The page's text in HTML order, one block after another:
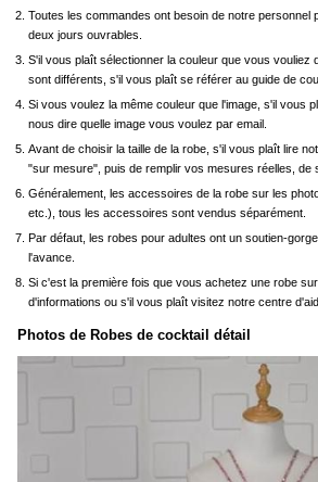
Toutes les commandes ont besoin de notre
deux jours ouvrables.
S'il vous plaît sélectionner la couleur que vous
sont différents, s'il vous plaît se référer au guide de
Si vous voulez la même couleur que l'image, s'il vous
nous dire quelle image vous voulez par email.
Avant de choisir la taille de la robe, s'il vous plaît lire
"sur mesure", puis de remplir vos mesures réelles, de
Généralement, les accessoires de la robe sur les
etc.), tous les accessoires sont vendus séparément.
Par défaut, les robes pour adultes ont un soutien-
l'avance.
Si c'est la première fois que vous achetez une robe
d'informations ou s'il vous plaît visitez notre centre
Photos de Robes de cocktail détail